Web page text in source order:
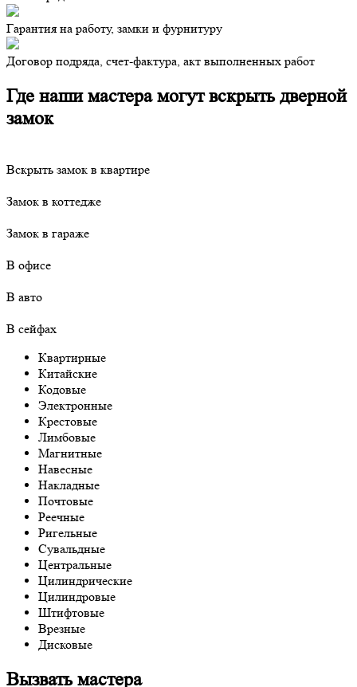
Гарантия на работу, замки и фурнитуру
Договор подряда, счет-фактура, акт выполненных работ
Где наши мастера могут вскрыть дверной
замок
Вскрыть замок в квартире
Замок в коттедже
Замок в гараже
В офисе
В авто
В сейфах
Квартирные
Китайские
Кодовые
Электронные
Крестовые
Лимбовые
Магнитные
Навесные
Накладные
Почтовые
Реечные
Ригельные
Сувальдные
Центральные
Цилиндрические
Цилиндровые
Штифтовые
Врезные
Дисковые
Вызвать мастера